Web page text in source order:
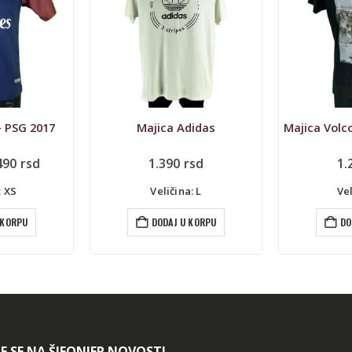
L
1.290 rsd
Veličina: M
DODAJ U KORPU
Ragbi
2.290